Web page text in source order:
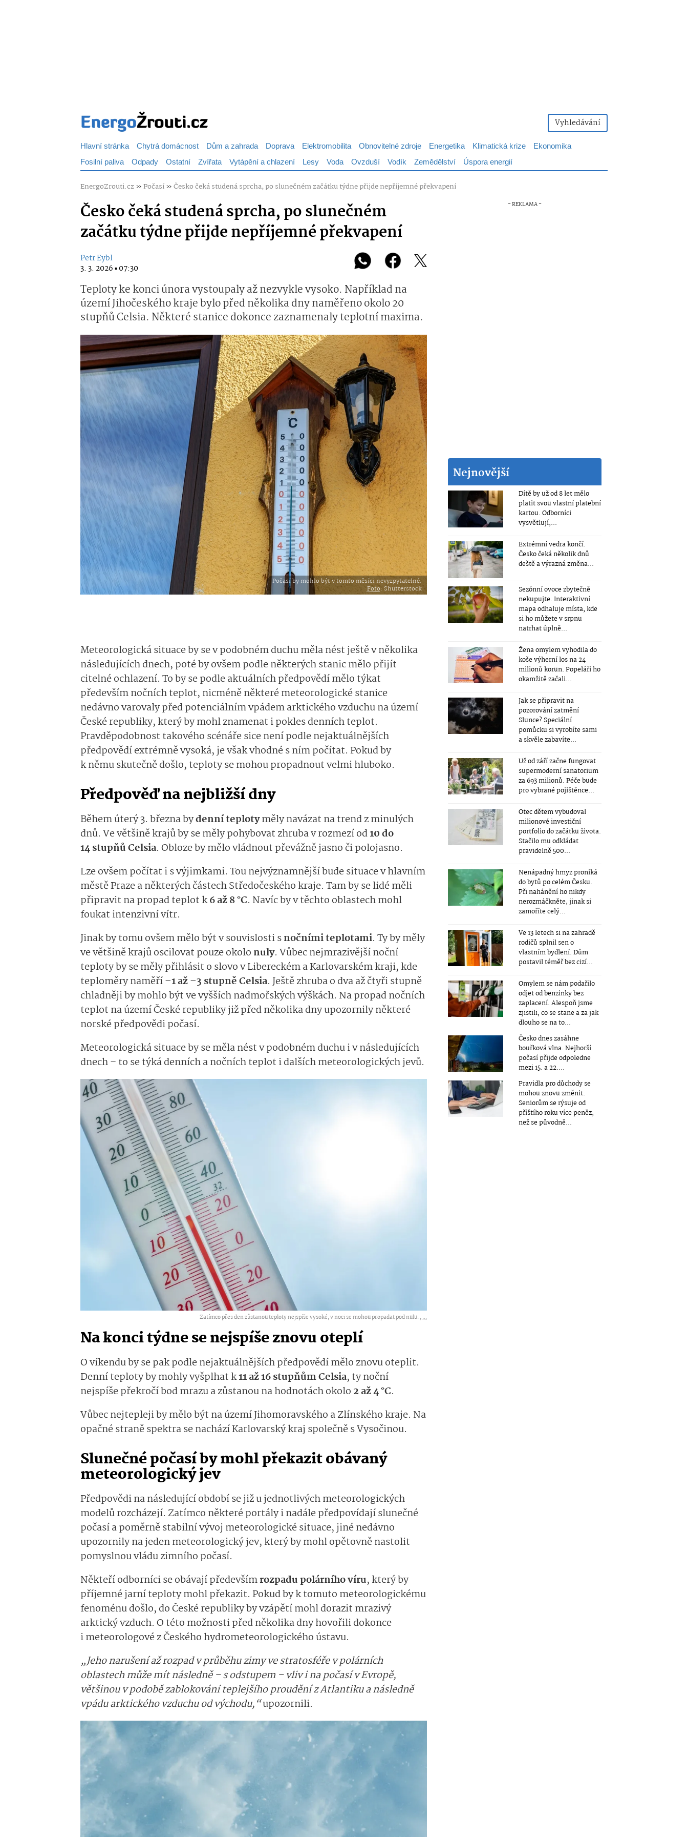
Vyhledávání
Hlavní stránka Chytrá domácnost Dům a zahrada Doprava Elektromobilita Obnovitelné zdroje Energetika Klimatická krize
Ekonomika
Fosilní paliva Odpady Ostatní Zvířata Vytápění a chlazení Lesy Voda Ovzduší Vodík Zemědělství Úspora energií
EnergoZrouti.cz»Počasí»Česko čeká studená sprcha, po slunečném začátku týdne přijde nepříjemné překvapení
Česko čeká studená sprcha, po slunečném
začátku týdne přijde nepříjemné překvapení
Petr Eybl
3. 3. 2026 ▪ 07:30
Teploty ke konci února vystoupaly až nezvykle vysoko. Například na
území Jihočeského kraje bylo před několika dny naměřeno okolo 20
stupňů Celsia. Některé stanice dokonce zaznamenaly teplotní maxima.
Počasí by mohlo být v tomto měsíci nevyzpytatelné.
Foto: Shutterstock
Meteorologická situace by se v podobném duchu měla nést ještě v několika
následujících dnech, poté by ovšem podle některých stanic mělo přijít
citelné ochlazení. To by se podle aktuálních předpovědí mělo týkat
především nočních teplot, nicméně některé meteorologické stanice
nedávno varovaly před potenciálním vpádem arktického vzduchu na území
České republiky, který by mohl znamenat i pokles denních teplot.
Pravděpodobnost takového scénáře sice není podle nejaktuálnějších
předpovědí extrémně vysoká, je však vhodné s ním počítat. Pokud by
k němu skutečně došlo, teploty se mohou propadnout velmi hluboko.
Předpověď na nejbližší dny
Během úterý 3. března bydenní teplotyměly navázat na trend z minulých
dnů. Ve většině krajů by se měly pohybovat zhruba v rozmezí od10 do
14 stupňů Celsia. Obloze by mělo vládnout převážně jasno či polojasno.
Lze ovšem počítat i s výjimkami. Tou nejvýznamnější bude situace v hlavním
městě Praze a některých částech Středočeského kraje. Tam by se lidé měli
připravit na propad teplot k6 až 8 °C. Navíc by v těchto oblastech mohl
foukat intenzivní vítr.
Jinak by tomu ovšem mělo být v souvislosti snočnímiteplotami. Ty by měly
ve většině krajů oscilovat pouze okolo nuly. Vůbec nejmrazivější noční
teploty by se měly přihlásit o slovo v Libereckém a Karlovarském kraji, kde
teploměry naměří–1 až –3 stupně Celsia. Ještě zhruba o dva až čtyři stupně
chladněji by mohlo být ve vyšších nadmořských výškách. Na propad nočních
teplot na území České republiky již před několika dny upozornily některé
norské předpovědi počasí.
Meteorologická situace by se měla nést v podobném duchu i v následujících
dnech – to se týká denních a nočních teplot i dalších meteorologických jevů.
Zatímco přes den zůstanou teploty nejspíše vysoké, v noci se mohou propadat pod nulu. ,...
Na konci týdne se nejspíše znovu oteplí
O víkendu by se pak podle nejaktuálnějších předpovědí mělo znovu oteplit.
Denní teploty by mohly vyšplhat k11 až 16 stupňům Celsia, ty noční
nejspíše překročí bod mrazu a zůstanou na hodnotách okolo 2 až 4 °C.
Vůbec nejtepleji by mělo být na území Jihomoravského a Zlínského kraje. Na
opačné straně spektra se nachází Karlovarský kraj společně s Vysočinou.
Slunečné počasí by mohl překazit obávaný
meteorologický jev
Předpovědi na následující období se již u jednotlivých meteorologických
modelů rozcházejí. Zatímco některé portály i nadále předpovídají slunečné
počasí a poměrně stabilní vývoj meteorologické situace, jiné nedávno
upozornily na jeden meteorologický jev, který by mohl opětovně nastolit
pomyslnou vládu zimního počasí.
Někteří odborníci se obávají předevšímrozpadu polárního víru, který by
příjemné jarní teploty mohl překazit. Pokud by k tomuto meteorologickému
fenoménu došlo, do České republiky by vzápětí mohl dorazit mrazivý
arktický vzduch. O této možnosti před několika dny hovořili dokonce
i meteorologové z Českého hydrometeorolo­gického ústavu.
„Jeho narušení až rozpad v průběhu zimy ve stratosféře v polárních
oblastech může mít následně – s odstupem – vliv i na počasí v Evropě,
většinou v podobě zablokování teplejšího proudění z Atlantiku a následně
vpádu arktického vzduchu od východu,“upozornili.
Nejnovější
Dítě by už od 8 let mělo
platit svou vlastní platební
kartou. Odborníci
vysvětlují,...
Extrémní vedra končí.
Česko čeká několik dnů
deště a výrazná změna...
Sezónní ovoce zbytečně
nekupujte. Interaktivní
mapa odhaluje místa, kde
si ho můžete v srpnu
natrhat úplně...
Žena omylem vyhodila do
koše výherní los na 24
milionů korun. Popeláři ho
okamžitě začali...
Jak se připravit na
pozorování zatmění
Slunce? Speciální
pomůcku si vyrobíte sami
a skvěle zabavíte...
Už od září začne fungovat
supermoderní sanatorium
za 693 milionů. Péče bude
pro vybrané pojištěnce...
Otec dětem vybudoval
milionové investiční
portfolio do začátku života.
Stačilo mu odkládat
pravidelně 500...
Nenápadný hmyz proniká
do bytů po celém Česku.
Při nahánění ho nikdy
nerozmáčkněte, jinak si
zamoříte celý...
Ve 13 letech si na zahradě
rodičů splnil sen o
vlastním bydlení. Dům
postavil téměř bez cizí...
Omylem se nám podařilo
odjet od benzinky bez
zaplacení. Alespoň jsme
zjistili, co se stane a za jak
dlouho se na to...
Česko dnes zasáhne
bouřková vlna. Nejhorší
počasí přijde odpoledne
mezi 15. a 22....
Pravidla pro důchody se
mohou znovu změnit.
Seniorům se rýsuje od
příštího roku více peněz,
než se původně...